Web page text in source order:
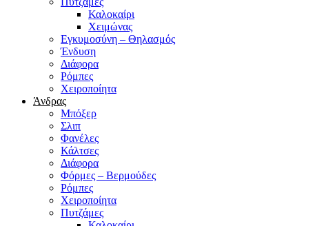
Καλοκαίρι
Χειμώνας
Εγκυμοσύνη – Θηλασμός
Ένδυση
Διάφορα
Ρόμπες
Χειροποίητα
Άνδρας
Μπόξερ
Σλιπ
Φανέλες
Κάλτσες
Διάφορα
Φόρμες – Βερμούδες
Ρόμπες
Χειροποίητα
Πυτζάμες